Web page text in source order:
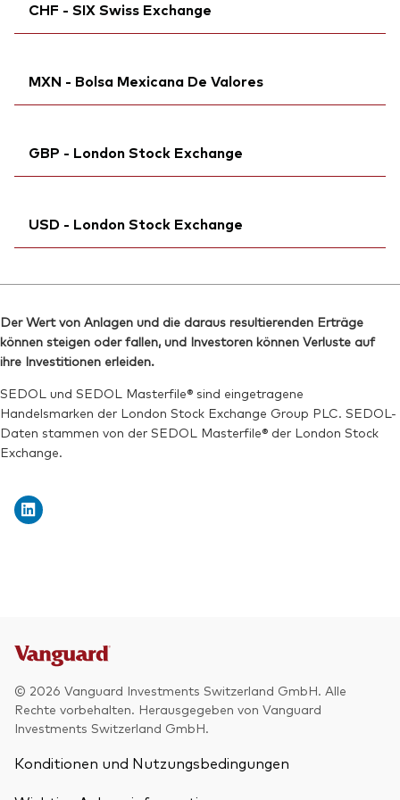
Reuters:VFEM.DE
Bloomberg:VFEM NA
ISIN: IE00B3VVMM84
Reuters:VFEM.AS
CHF - SIX Swiss Exchange
Bloomberg:VFEM SW
Reuters:
VFEM.S
SEDOL:B9F6LG8
MXN - Bolsa Mexicana De Valores
Börsenticker:VDEM
Reuters:
VDEMN.MX
SEDOL:BG0SHW6
GBP - London Stock Exchange
Bloomberg:VFEM LN
Reuters:VFEM.L
SEDOL:B7NLLK5
Börsenticker:VFEM
USD - London Stock Exchange
ISIN:IE00B3VVMM84
Reuters:VDEM.L
SEDOL:B7NLJF6
Börsenticker:VDEM
Der Wert von Anlagen und die daraus resultierenden Erträge
können steigen oder fallen, und Investoren können Verluste auf
ihre Investitionen erleiden.
SEDOL und SEDOL Masterfile® sind eingetragene
Handelsmarken der London Stock Exchange Group PLC. SEDOL-
Daten stammen von der SEDOL Masterfile® der London Stock
Exchange.
© 2026 Vanguard Investments Switzerland GmbH. Alle
Rechte vorbehalten. Herausgegeben von Vanguard
Investments Switzerland GmbH.
Konditionen und Nutzungsbedingungen